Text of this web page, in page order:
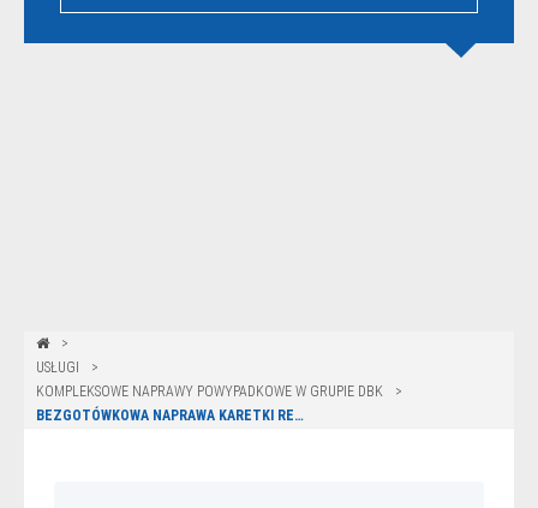
USŁUGI
KOMPLEKSOWE NAPRAWY POWYPADKOWE W GRUPIE DBK
BEZGOTÓWKOWA NAPRAWA KARETKI RENAULT Z POLISY ERGO HESTIA W OLSZTYNIE